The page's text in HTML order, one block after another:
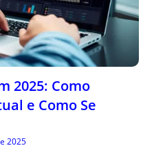
2025: Como
e Como Se
2025